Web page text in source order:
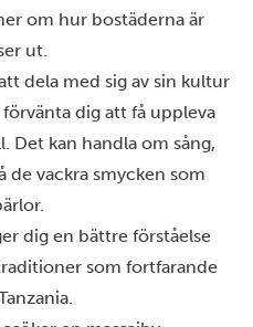
om hur bostäderna är
ut.
dela med sig av sin kultur
dig att få uppleva
Det kan handla om sång,
de vackra smycken som
dig en bättre förståelse
som fortfarande